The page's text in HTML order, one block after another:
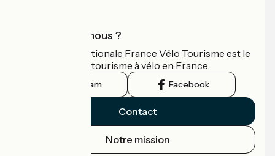
Qui sommes-nous ?
L'association nationale France Vélo Tourisme est le
guide officiel du tourisme à vélo en France.
Instagram Facebook
Contact
Notre mission